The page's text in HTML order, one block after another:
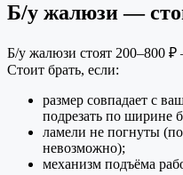
Б/у жалюзи —
Б/у жалюзи стоят 200–800
Стоит брать, если:
размер совпадает с
подрезать по ширине
ламели не погнуты
невозможно);
механизм подъёма